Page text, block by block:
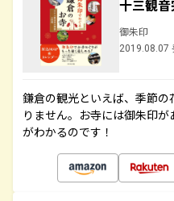
十三観
御朱印
2019.08.07
鎌倉の観光といえば、季節
りません。お寺には御朱印
がわかるのです！